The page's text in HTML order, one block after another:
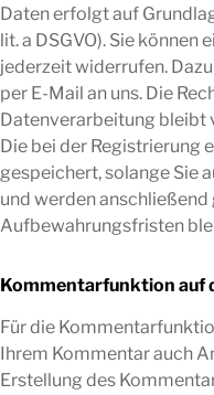
Daten erfolgt auf
lit. a DSGVO). Sie
jederzeit widerrufen.
per E-Mail an uns. Die
Datenverarbeitung bleibt
Die bei der Registrierung
gespeichert, solange Sie
und werden
Aufbewahrungsfristen
Kommentarfunktion auf
Für die
Ihrem Kommentar auch
Erstellung des